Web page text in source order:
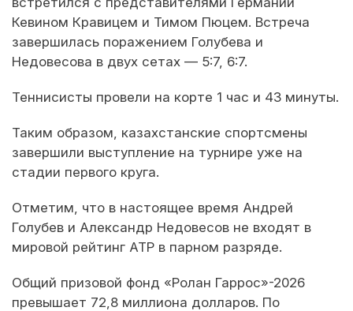
Кевином Кравицем и Тимом Пюцем. Встреча
завершилась поражением Голубева и
Недовесова в двух сетах — 5:7, 6:7.
Теннисисты провели на корте 1 час и 43 минуты.
Таким образом, казахстанские спортсмены
завершили выступление на турнире уже на
стадии первого круга.
Отметим, что в настоящее время Андрей
Голубев и Александр Недовесов не входят в
мировой рейтинг ATP в парном разряде.
Общий призовой фонд «Ролан Гаррос»-2026
превышает 72,8 миллиона долларов. По